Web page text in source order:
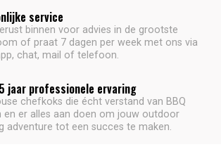
service
binnen voor advies in de grootste
of praat 7 dagen per week met ons via
chat, mail of telefoon.
jaar professionele ervaring
chefkoks die écht verstand van BBQ
en er alles aan doen om jouw outdoor
adventure tot een succes te maken.